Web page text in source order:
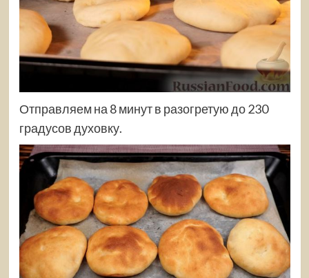
Отправляем на 8 минут в разогретую до 230
градусов духовку.